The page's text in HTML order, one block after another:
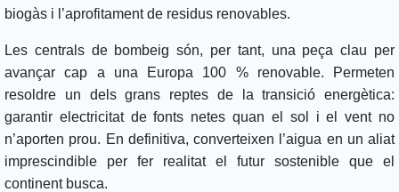
biogàs i l’aprofitament de residus renovables.
Les centrals de bombeig són, per tant, una peça clau per
avançar cap a una Europa 100 % renovable. Permeten
resoldre un dels grans reptes de la transició energètica:
garantir electricitat de fonts netes quan el sol i el vent no
n’aporten prou. En definitiva, converteixen l’aigua en un aliat
imprescindible per fer realitat el futur sostenible que el
continent busca.